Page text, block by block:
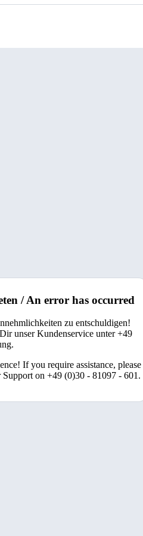
/ An error has occurred
zu entschuldigen!
unser Kundenservice unter +49
If you require assistance, please
on +49 (0)30 - 81097 - 601.